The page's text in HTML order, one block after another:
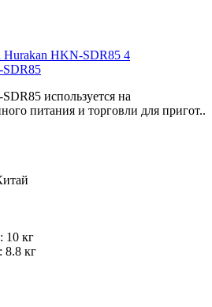
SDR85
используется на
питания и торговли для пригот..
10 кг
8.8 кг